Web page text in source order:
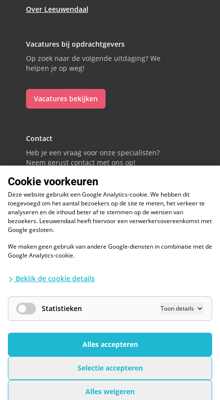
Over Leeuwendaal
Contact
Heb je een vraag voor onze specialisten?
Neem gerust contact met ons op!
088 - 0086800
Volg ons op LinkedIn
Vacatures bij opdrachtgevers
Op zoek naar de volgende uitdaging? We
helpen je op weg!
Vacatures bekijken
Leeuwendaal © 2026 - All rights reserved
Technische implementatie doorSuper Interactive
ESG
Diversiteit en inclusie
Algemene voorwaarden
Waarborgen privacy en informatiebeveiliging
AI / LLM
Privacybescherming
Cookie voorkeuren
Deze website gebruikt een Google Analytics-cookie. We hebben dit
toegevoegd om het aantal bezoekers op de site te meten, het verkeer te
analyseren en de inhoud beter af te stemmen op de wensen van
bezoekers. Leeuwendaal heeft hiervoor een verwerkersovereenkomst met
Google gesloten.
We maken geen gebruik van andere Google-diensten in combinatie met de
Google Analytics-cookie.
Bekijk de cookie details
Statistieken Toon details
Alles accepteren
Selectie accepteren
Alles weigeren